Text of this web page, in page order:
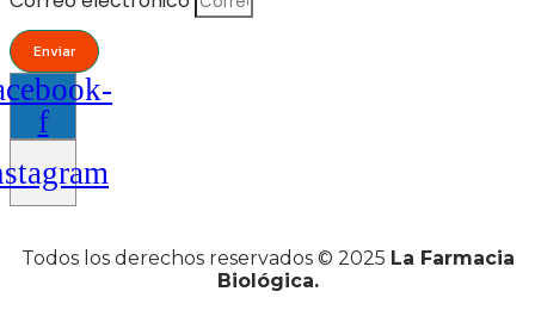
Enviar
f
Todos los derechos reservados © 2025 La Farmacia
Biológica.